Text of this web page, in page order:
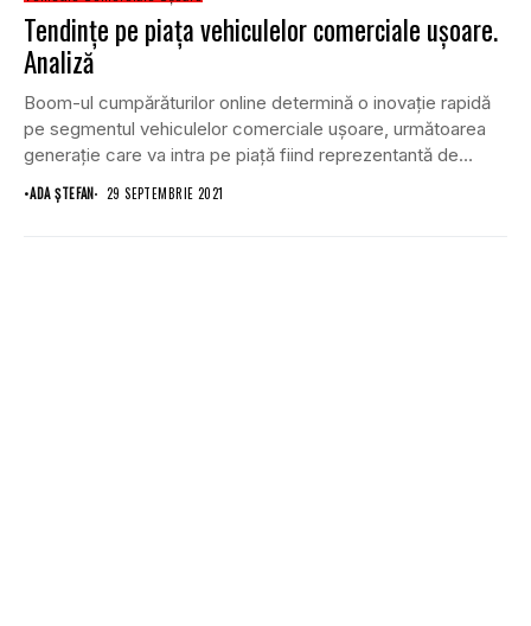
Tendințe pe piața vehiculelor comerciale ușoare.
Analiză
Boom-ul cumpărăturilor online determină o inovație rapidă
pe segmentul vehiculelor comerciale ușoare, următoarea
generație care va intra pe piață fiind reprezentantă de
utilitare...
•ADA ȘTEFAN 29 SEPTEMBRIE 2021